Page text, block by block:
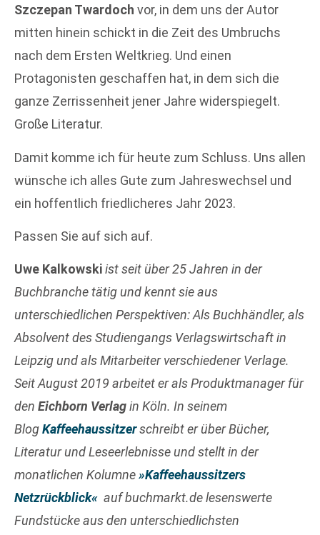
Szczepan Twardoch vor, in dem uns der Autor
mitten hinein schickt in die Zeit des Umbruchs
nach dem Ersten Weltkrieg. Und einen
Protagonisten geschaffen hat, in dem sich die
ganze Zerrissenheit jener Jahre widerspiegelt.
Große Literatur.
Damit komme ich für heute zum Schluss. Uns allen
wünsche ich alles Gute zum Jahreswechsel und
ein hoffentlich friedlicheres Jahr 2023.
Passen Sie auf sich auf.
Uwe Kalkowskiist seit über 25 Jahren in der
Buchbranche tätig und kennt sie aus
unterschiedlichen Perspektiven: Als Buchhändler, als
Absolvent des Studiengangs Verlagswirtschaft in
Leipzig und als Mitarbeiter verschiedener Verlage.
Seit August 2019 arbeitet er als Produktmanager für
den Eichborn Verlagin Köln. In seinem
BlogKaffeehaussitzerschreibt er über Bücher,
Literatur und Leseerlebnisse und stellt in der
monatlichen Kolumne»Kaffeehaussitzers
Netzrückblick« auf buchmarkt.de lesenswerte
Fundstücke aus den unterschiedlichsten